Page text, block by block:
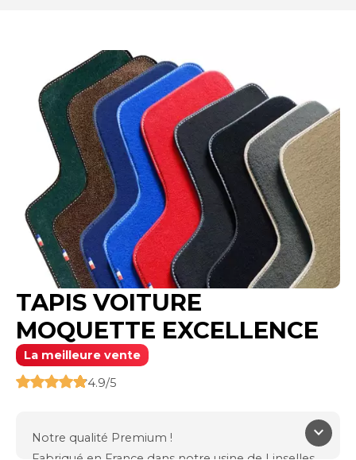
TAPIS VOITURE
MOQUETTE EXCELLENCE
La meilleure vente
4.9/5
keyboard_arrow_down
Notre qualité Premium !